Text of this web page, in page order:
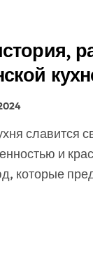
и
которые